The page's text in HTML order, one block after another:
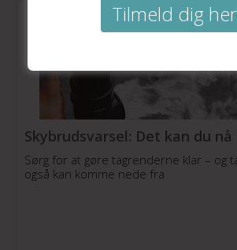
Skybrudsvarsel: Det kan du
Sørg for at gøre tagrenderne klar – og
også kan komme nede fra
Tilmeld dig